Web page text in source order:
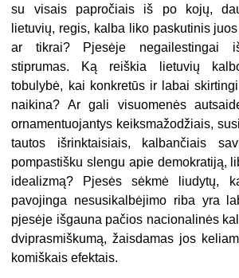
su visais papročiais iš po kojų,
lietuvių, regis, kalba liko paskutinis
ar tikrai? Pjesėje negailestingai
stiprumas. Ką reiškia lietuvių
tobulybė, kai konkretūs ir labai
naikina? Ar gali visuomenės
ornamentuojantys keiksmažodžiais,
tautos išrinktaisiais, kalbančiais
pompastišku slengu apie demokratiją,
idealizmą? Pjesės sėkmė liudytų,
pavojinga nesusikalbėjimo riba yra
pjesėje išgauna pačios nacionalinės
dviprasmiškumą, žaisdamas jos
komiškais efektais.